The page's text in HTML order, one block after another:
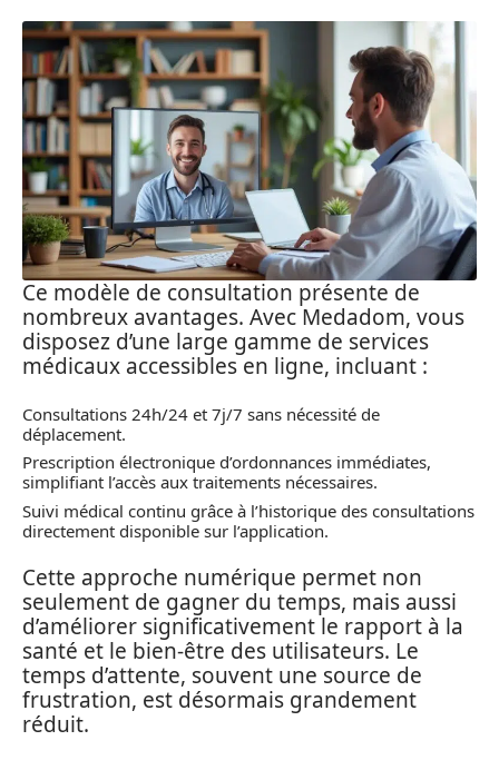
Ce modèle de consultation présente de
nombreux avantages. Avec Medadom, vous
disposez d’une large gamme de services
médicaux accessibles en ligne, incluant :
Consultations 24h/24 et 7j/7 sans nécessité de
déplacement.
Prescription électronique d’ordonnances immédiates,
simplifiant l’accès aux traitements nécessaires.
Suivi médical continu grâce à l’historique des consultations
directement disponible sur l’application.
Cette approche numérique permet non
seulement de gagner du temps, mais aussi
d’améliorer significativement le rapport à la
santé et le bien-être des utilisateurs. Le
temps d’attente, souvent une source de
frustration, est désormais grandement
réduit.